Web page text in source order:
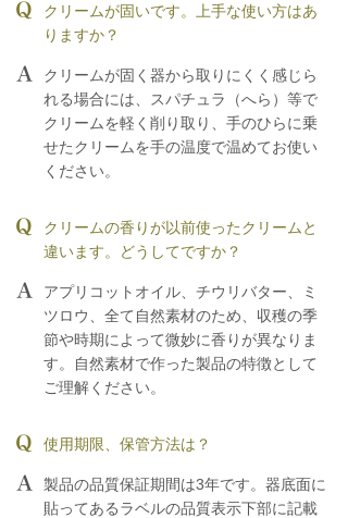
クリームが固いです。上手な使い方はあ
りますか？
クリームが固く器から取りにくく感じら
れる場合には、スパチュラ（へら）等で
クリームを軽く削り取り、手のひらに乗
せたクリームを手の温度で温めてお使い
ください。
クリームの香りが以前使ったクリームと
違います。どうしてですか？
アプリコットオイル、チウリバター、ミ
ツロウ、全て自然素材のため、収穫の季
節や時期によって微妙に香りが異なりま
す。自然素材で作った製品の特徴として
ご理解ください。
使用期限、保管方法は？
製品の品質保証期間は3年です。器底面に
貼ってあるラベルの品質表示下部に記載